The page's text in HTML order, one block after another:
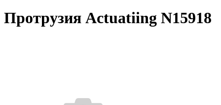
Протрузия Actuatiing N15918